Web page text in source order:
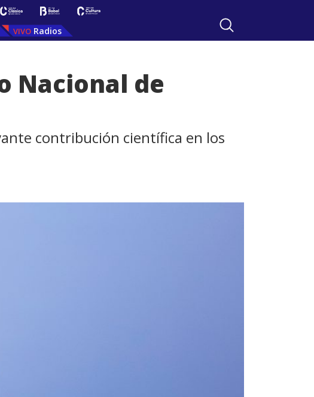
Radios
Nacional de
contribución científica en los